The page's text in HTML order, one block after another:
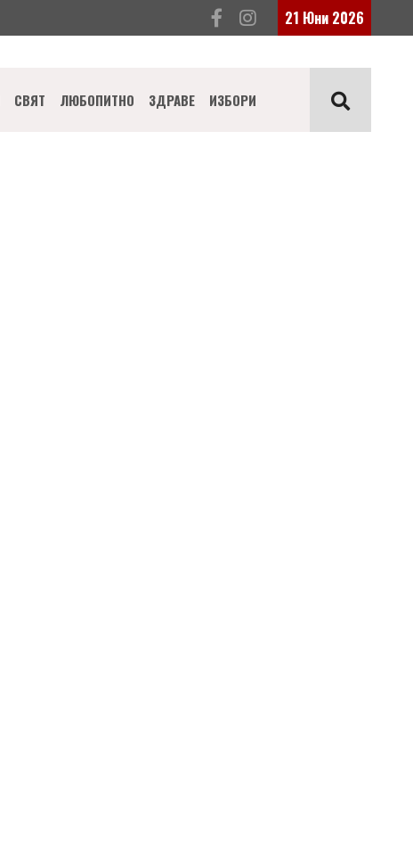
21 Юни 2026
СВЯТ ЛЮБОПИТНО ЗДРАВЕ ИЗБОРИ